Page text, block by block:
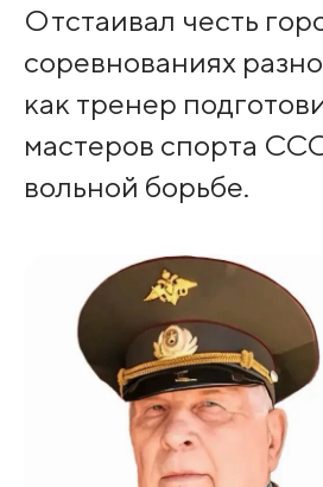
Отстаивал честь
соревнованиях
как тренер
мастеров спорта
вольной борьбе.